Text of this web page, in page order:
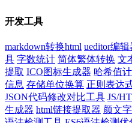
开发工具
markdown转换html ueditor编辑
具 字数统计 简体繁体转换 文
提取 ICO图标生成器 哈希值
信息 存储单位换算 正则表达
JSON代码修改对比工具 JS/
生成器 html链接提取器 颜文